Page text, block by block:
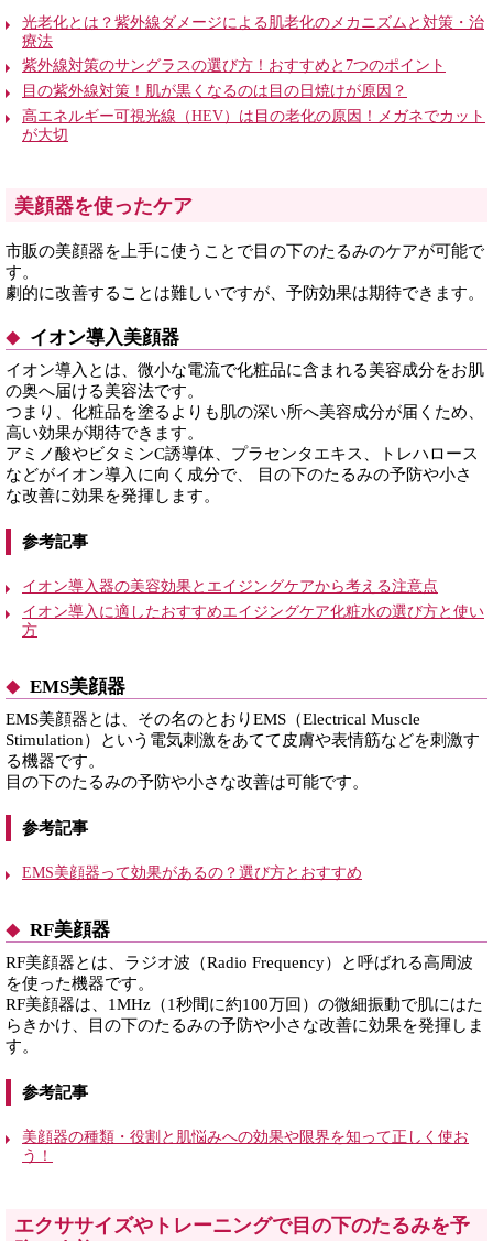
光老化とは？紫外線ダメージによる肌老化のメカニズムと対策・治
療法
紫外線対策のサングラスの選び方！おすすめと7つのポイント
目の紫外線対策！肌が黒くなるのは目の日焼けが原因？
高エネルギー可視光線（HEV）は目の老化の原因！メガネでカット
が大切
美顔器を使ったケア
市販の美顔器を上手に使うことで目の下のたるみのケアが可能で
す。
劇的に改善することは難しいですが、予防効果は期待できます。
イオン導入美顔器
イオン導入とは、微小な電流で化粧品に含まれる美容成分をお肌
の奥へ届ける美容法です。
つまり、化粧品を塗るよりも肌の深い所へ美容成分が届くため、
高い効果が期待できます。
アミノ酸やビタミンC誘導体、プラセンタエキス、トレハロース
などがイオン導入に向く成分で、 目の下のたるみの予防や小さ
な改善に効果を発揮します。
参考記事
イオン導入器の美容効果とエイジングケアから考える注意点
イオン導入に適したおすすめエイジングケア化粧水の選び方と使い
方
EMS美顔器
EMS美顔器とは、その名のとおりEMS（Electrical Muscle
Stimulation）という電気刺激をあてて皮膚や表情筋などを刺激す
る機器です。
目の下のたるみの予防や小さな改善は可能です。
参考記事
EMS美顔器って効果があるの？選び方とおすすめ
RF美顔器
RF美顔器とは、ラジオ波（Radio Frequency）と呼ばれる高周波
を使った機器です。
RF美顔器は、1MHz（1秒間に約100万回）の微細振動で肌にはた
らきかけ、目の下のたるみの予防や小さな改善に効果を発揮しま
す。
参考記事
美顔器の種類・役割と肌悩みへの効果や限界を知って正しく使お
う！
エクササイズやトレーニングで目の下のたるみを予